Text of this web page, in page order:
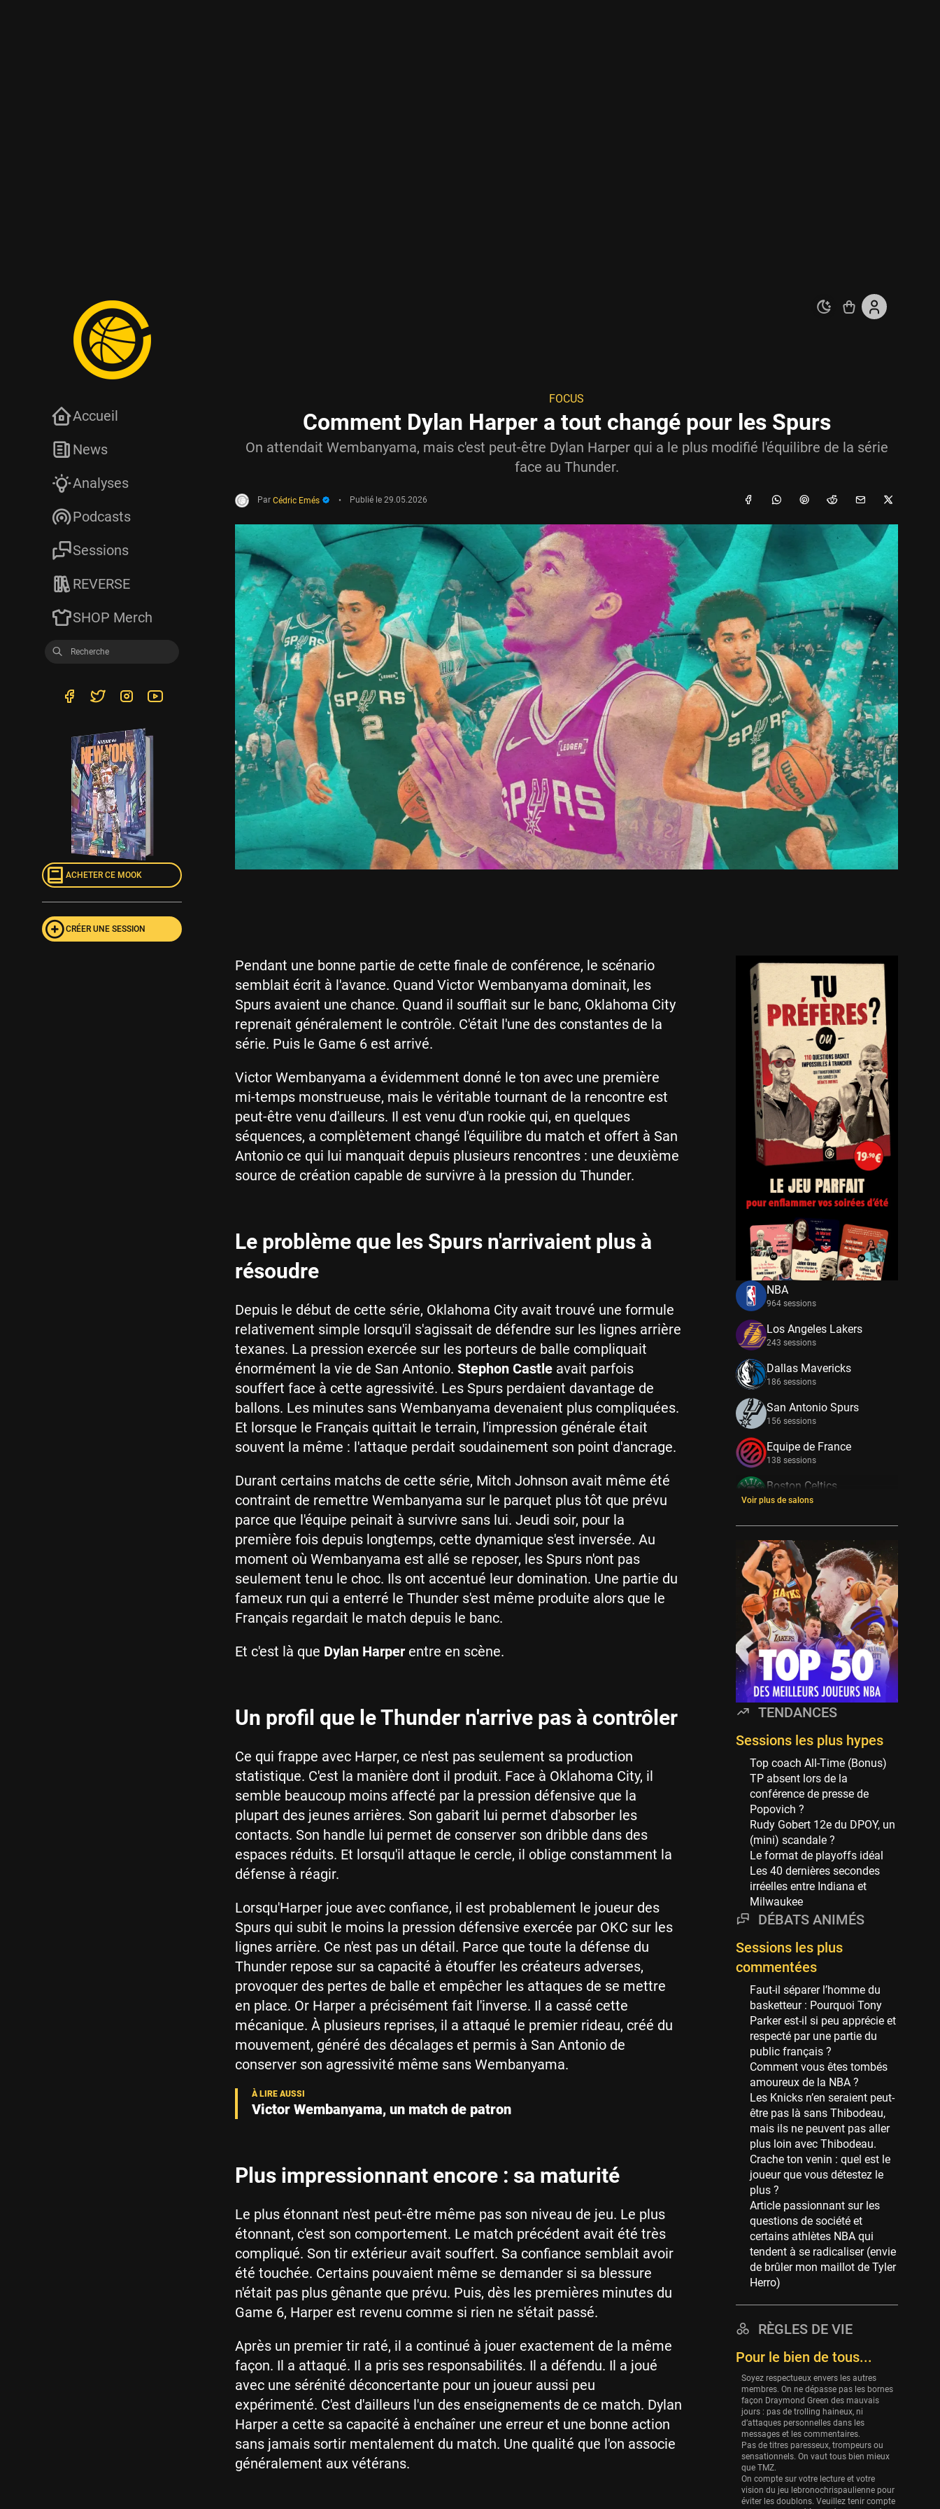
FOCUS
Comment Dylan Harper a tout changé pour les Spurs
On attendait Wembanyama, mais c'est peut-être Dylan Harper qui a le plus modifié l'équilibre de la série
face au Thunder.
Par Cédric Emés • Publié le 29.05.2026
Pendant une bonne partie de cette finale de conférence, le scénario
semblait écrit à l'avance. Quand Victor Wembanyama dominait, les
Spurs avaient une chance. Quand il soufflait sur le banc, Oklahoma City
reprenait généralement le contrôle. C'était l'une des constantes de la
série. Puis le Game 6 est arrivé.
Victor Wembanyama a évidemment donné le ton avec une première
mi-temps monstrueuse, mais le véritable tournant de la rencontre est
peut-être venu d'ailleurs. Il est venu d'un rookie qui, en quelques
séquences, a complètement changé l'équilibre du match et offert à San
Antonio ce qui lui manquait depuis plusieurs rencontres : une deuxième
source de création capable de survivre à la pression du Thunder.
Le problème que les Spurs n'arrivaient plus à
résoudre
Depuis le début de cette série, Oklahoma City avait trouvé une formule
relativement simple lorsqu'il s'agissait de défendre sur les lignes arrière
texanes. La pression exercée sur les porteurs de balle compliquait
énormément la vie de San Antonio. Stephon Castle avait parfois
souffert face à cette agressivité. Les Spurs perdaient davantage de
ballons. Les minutes sans Wembanyama devenaient plus compliquées.
Et lorsque le Français quittait le terrain, l'impression générale était
souvent la même : l'attaque perdait soudainement son point d'ancrage.
Durant certains matchs de cette série, Mitch Johnson avait même été
contraint de remettre Wembanyama sur le parquet plus tôt que prévu
parce que l'équipe peinait à survivre sans lui. Jeudi soir, pour la
première fois depuis longtemps, cette dynamique s'est inversée. Au
moment où Wembanyama est allé se reposer, les Spurs n'ont pas
seulement tenu le choc. Ils ont accentué leur domination. Une partie du
fameux run qui a enterré le Thunder s'est même produite alors que le
Français regardait le match depuis le banc.
Et c'est là que Dylan Harper entre en scène.
Un profil que le Thunder n'arrive pas à contrôler
Ce qui frappe avec Harper, ce n'est pas seulement sa production
statistique. C'est la manière dont il produit. Face à Oklahoma City, il
semble beaucoup moins affecté par la pression défensive que la
plupart des jeunes arrières. Son gabarit lui permet d'absorber les
contacts. Son handle lui permet de conserver son dribble dans des
espaces réduits. Et lorsqu'il attaque le cercle, il oblige constamment la
défense à réagir.
Lorsqu'Harper joue avec confiance, il est probablement le joueur des
Spurs qui subit le moins la pression défensive exercée par OKC sur les
lignes arrière. Ce n'est pas un détail. Parce que toute la défense du
Thunder repose sur sa capacité à étouffer les créateurs adverses,
provoquer des pertes de balle et empêcher les attaques de se mettre
en place. Or Harper a précisément fait l'inverse. Il a cassé cette
mécanique. À plusieurs reprises, il a attaqué le premier rideau, créé du
mouvement, généré des décalages et permis à San Antonio de
conserver son agressivité même sans Wembanyama.
Victor Wembanyama, un match de patron
Plus impressionnant encore : sa maturité
Le plus étonnant n'est peut-être même pas son niveau de jeu. Le plus
étonnant, c'est son comportement. Le match précédent avait été très
compliqué. Son tir extérieur avait souffert. Sa confiance semblait avoir
été touchée. Certains pouvaient même se demander si sa blessure
n'était pas plus gênante que prévu. Puis, dès les premières minutes du
Game 6, Harper est revenu comme si rien ne s'était passé.
Après un premier tir raté, il a continué à jouer exactement de la même
façon. Il a attaqué. Il a pris ses responsabilités. Il a défendu. Il a joué
avec une sérénité déconcertante pour un joueur aussi peu
expérimenté. C'est d'ailleurs l'un des enseignements de ce match. Dylan
Harper a cette sa capacité à enchaîner une erreur et une bonne action
sans jamais sortir mentalement du match. Une qualité que l'on associe
généralement aux vétérans.
Accueil
News
Analyses
Podcasts
Sessions
REVERSE
SHOP Merch
ACHETER CE MOOK
CRÉER UNE SESSION
NBA
964 sessions
Los Angeles Lakers
243 sessions
Dallas Mavericks
186 sessions
San Antonio Spurs
156 sessions
Equipe de France
138 sessions
Boston Celtics
133 sessions
New York Knicks
114 sessions
Minnesota Timberwolves
114 sessions
Golden State Warriors
113 sessions
Denver Nuggets
106 sessions
WNBA
97 sessions
Philadelphia Sixers
89 sessions
Milwaukee Bucks
82 sessions
Hoop Culture
73 sessions
Oklahoma City Thunder
69 sessions
Phoenix Suns
69 sessions
Miami Heat
Los Angeles Clippers
61 sessions
Indiana Pacers
53 sessions
New Orleans Pelicans
53 sessions
Jeux Olympiques
52 sessions
Atlanta Hawks
45 sessions
Chicago Bulls
41 sessions
Memphis Grizzlies
39 sessions
Cleveland Cavaliers
Orlando Magic
36 sessions
Euroleague
34 sessions
Charlotte Hornets
32 sessions
Houston Rockets
31 sessions
Washington Wizards
29 sessions
Portland Trail Blazers
27 sessions
Eurobasket
Voir plus de salons
TENDANCES
Sessions les plus hypes
Top coach All-Time (Bonus)
TP absent lors de la
conférence de presse de
Popovich ?
Rudy Gobert 12e du DPOY, un
(mini) scandale ?
Le format de playoffs idéal
Les 40 dernières secondes
irréelles entre Indiana et
Milwaukee
DÉBATS ANIMÉS
Sessions les plus
commentées
Faut-il séparer l’homme du
basketteur : Pourquoi Tony
Parker est-il si peu apprécie et
respecté par une partie du
public français ?
Comment vous êtes tombés
amoureux de la NBA ?
Les Knicks n’en seraient peut-
être pas là sans Thibodeau,
mais ils ne peuvent pas aller
plus loin avec Thibodeau.
Crache ton venin : quel est le
joueur que vous détestez le
plus ?
Article passionnant sur les
questions de société et
certains athlètes NBA qui
tendent à se radicaliser (envie
de brûler mon maillot de Tyler
Herro)
RÈGLES DE VIE
Pour le bien de tous...
Soyez respectueux envers les autres
membres. On ne dépasse pas les bornes
façon Draymond Green des mauvais
jours : pas de trolling haineux, ni
d’attaques personnelles dans les
messages et les commentaires.
Pas de titres paresseux, trompeurs ou
sensationnels. On vaut tous bien mieux
que TMZ.
On compte sur votre lecture et votre
vision du jeu lebronochrispaulienne pour
éviter les doublons. Veuillez tenir compte